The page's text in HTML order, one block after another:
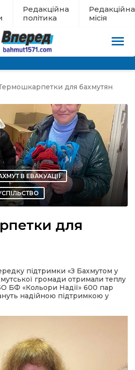
Редакційна
політика
Редакційна
місія
для бахмутян
В ЕВАКУАЦІЇ
для
підтримки «З Бахмутом у
громади отримали теплу
БФ «Кольори Надії» 600 пар
надійною підтримкою у